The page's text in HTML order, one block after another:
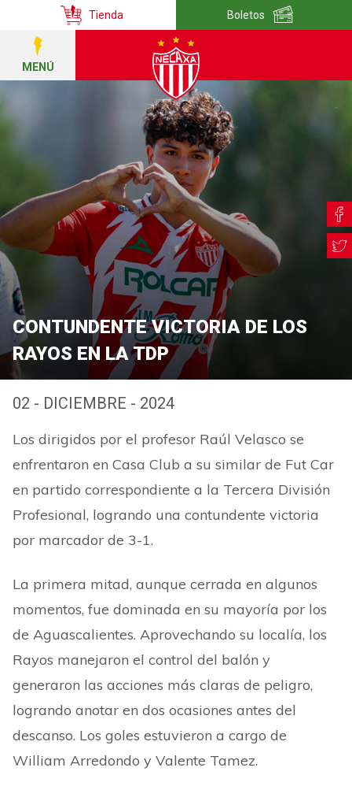
Tienda Boletos
MENÚ
CONTUNDENTE VICTORIA DE LOS
RAYOS EN LA TDP
02 - DICIEMBRE - 2024
Los dirigidos por el profesor Raúl Velasco se
enfrentaron en Casa Club a su similar de Fut Car
en partido correspondiente a la Tercera División
Profesional, logrando una contundente victoria
por marcador de 3-1.
La primera mitad, aunque cerrada en algunos
momentos, fue dominada en su mayoría por los
de Aguascalientes. Aprovechando su localía, los
Rayos manejaron el control del balón y
generaron las acciones más claras de peligro,
logrando anotar en dos ocasiones antes del
descanso. Los goles estuvieron a cargo de
William Arredondo y Valente Tamez.